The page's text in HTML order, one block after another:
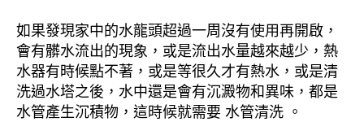
如果發現家中的水龍頭超過一周沒有使用再開啟，
會有髒水流出的現象，或是流出水量越來越少，熱
水器有時候點不著，或是等很久才有熱水，或是清
洗過水塔之後，水中還是會有沉澱物和異味，都是
水管產生沉積物，這時候就需要 水管清洗 。